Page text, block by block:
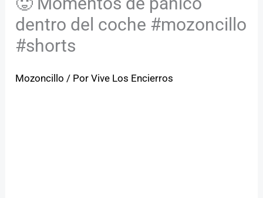
dentro del coche #mozoncillo
#shorts
Mozoncillo / PorVive Los Encierros